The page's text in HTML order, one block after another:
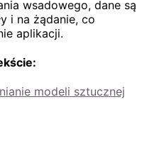
wsadowego, dane są
i na żądanie, co
aplikacji.
modeli sztucznej